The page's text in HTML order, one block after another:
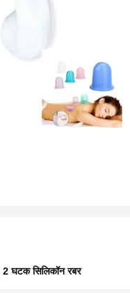
2 घटक सिलिकॉन रबर